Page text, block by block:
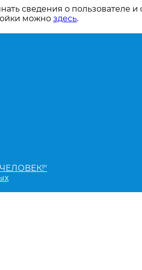
сведения о пользователе
можно здесь.
ЧЕЛОВЕК!"